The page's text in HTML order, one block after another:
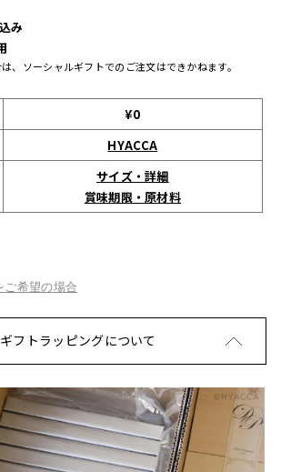
み
、ソーシャルギフトでのご注文はできかねます。
¥0
HYACCA
サイズ・詳細
賞味期限・原材料
ご希望の場合
ギフトラッピングについて